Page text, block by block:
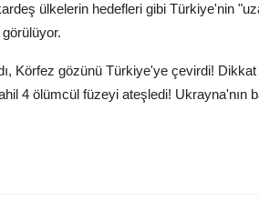
ülkelerin hedefleri gibi Türkiye'nin
Körfez gözünü Türkiye'ye çevirdi! Dikkat
4 ölümcül füzeyi ateşledi! Ukrayna'nın